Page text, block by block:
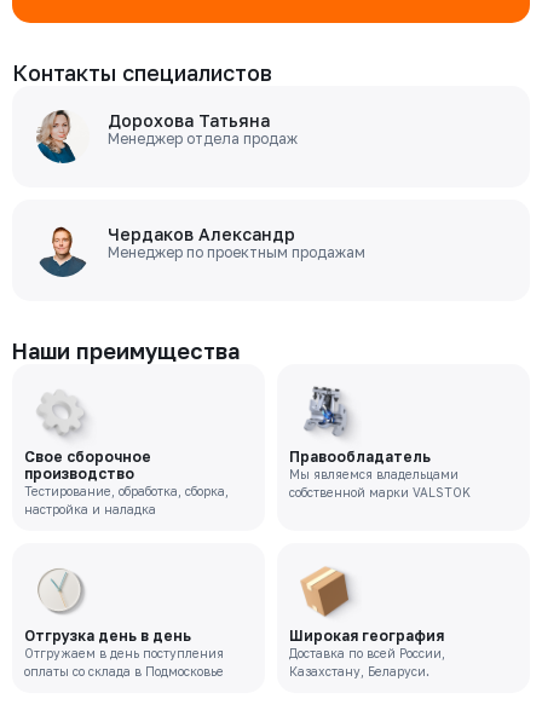
Контакты специалистов
Дорохова Татьяна
Менеджер отдела продаж
Чердаков Александр
Менеджер по проектным продажам
Наши преимущества
Свое сборочное
производство
Тестирование, обработка, сборка,
настройка и наладка
Правообладатель
Мы являемся владельцами
собственной марки VALSTOK
Отгрузка день в день
Отгружаем в день поступления
оплаты со склада в Подмосковье
Широкая география
Доставка по всей России,
Казахстану, Беларуси.